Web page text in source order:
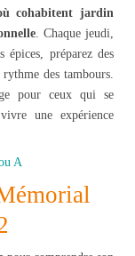
cohabitent jardin
. Chaque jeudi,
épices, préparez des
des tambours.
pour ceux qui se
une expérience
A